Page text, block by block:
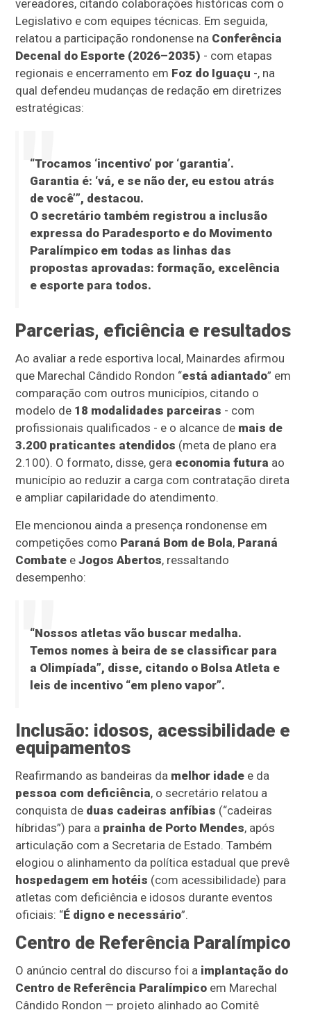
vereadores, citando colaborações históricas com o
Legislativo e com equipes técnicas. Em seguida,
relatou a participação rondonense na Conferência
Decenal do Esporte (2026–2035) - com etapas
regionais e encerramento em Foz do Iguaçu -, na
qual defendeu mudanças de redação em diretrizes
estratégicas:
“Trocamos ‘incentivo’ por ‘garantia’.
Garantia é: ‘vá, e se não der, eu estou atrás
de você’”, destacou.
O secretário também registrou a inclusão
expressa do Paradesporto e do Movimento
Paralímpico em todas as linhas das
propostas aprovadas: formação, excelência
e esporte para todos.
Parcerias, eficiência e resultados
Ao avaliar a rede esportiva local, Mainardes afirmou
que Marechal Cândido Rondon “está adiantado” em
comparação com outros municípios, citando o
modelo de 18 modalidades parceiras - com
profissionais qualificados - e o alcance de mais de
3.200 praticantes atendidos (meta de plano era
2.100). O formato, disse, gera economia futura ao
município ao reduzir a carga com contratação direta
e ampliar capilaridade do atendimento.
Ele mencionou ainda a presença rondonense em
competições como Paraná Bom de Bola, Paraná
Combate eJogos Abertos, ressaltando
desempenho:
“Nossos atletas vão buscar medalha.
Temos nomes à beira de se classificar para
a Olimpíada”, disse, citando o Bolsa Atleta e
leis de incentivo “em pleno vapor”.
Inclusão: idosos, acessibilidade e
equipamentos
Reafirmando as bandeiras da melhor idade e da
pessoa com deficiência, o secretário relatou a
conquista de duas cadeiras anfíbias (“cadeiras
híbridas”) para a prainha de Porto Mendes, após
articulação com a Secretaria de Estado. Também
elogiou o alinhamento da política estadual que prevê
hospedagem em hotéis (com acessibilidade) para
atletas com deficiência e idosos durante eventos
oficiais: “É digno e necessário”.
Centro de Referência Paralímpico
O anúncio central do discurso foi a implantação do
Centro de Referência Paralímpico em Marechal
Cândido Rondon — projeto alinhado ao Comitê